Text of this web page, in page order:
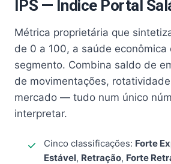
IPS — Índice Portal
Métrica proprietária que
de 0 a 100, a saúde econômica
segmento. Combina saldo de
de movimentações,
mercado — tudo num único
interpretar.
Cinco classificações: Forte
Estável, Retração, Forte